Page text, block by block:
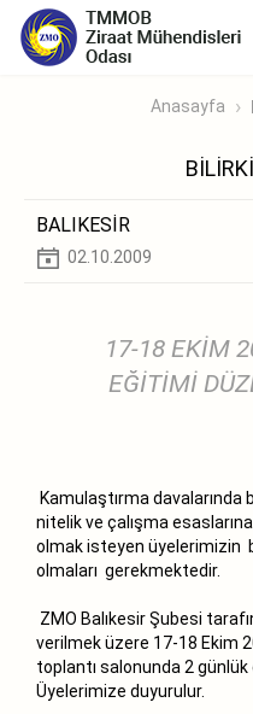
Anasayfa
BALIKESİR
02.10.2009
17-18 EKİM
EĞİTİMİ
Kamulaştırma davalarında
nitelik ve çalışma
olmak isteyen üyelerimizin
olmaları gerekmektedir.
ZMO Balıkesir Şubesi
verilmek üzere 17-18 Ekim
toplantı salonunda 2
Üyelerimize duyurulur.